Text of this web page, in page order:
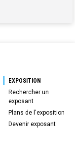
EXPOSITION
Rechercher un
exposant
Plans de l'exposition
Devenir exposant